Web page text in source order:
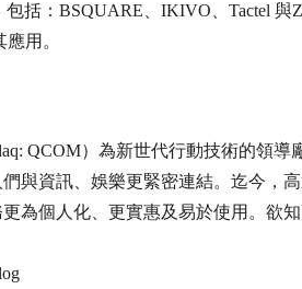
括：BSQUARE、IKIVO、Tactel 與
用。
QCOM）為新世代行動技術的領
與資訊、娛樂更緊密連結。迄今，
為個人化、更實惠及易於使用。欲